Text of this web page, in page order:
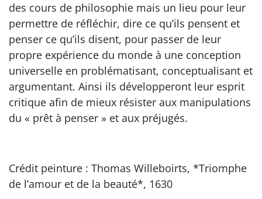
des cours de philosophie mais un lieu pour leur
permettre de réfléchir, dire ce qu’ils pensent et
penser ce qu’ils disent, pour passer de leur
propre expérience du monde à une conception
universelle en problématisant, conceptualisant et
argumentant. Ainsi ils développeront leur esprit
critique afin de mieux résister aux manipulations
du « prêt à penser » et aux préjugés.
Crédit peinture : Thomas Willeboirts, *Triomphe
de l’amour et de la beauté*, 1630